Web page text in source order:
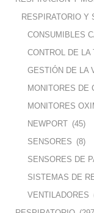
RESPIRATORIO Y
CONSUMIBLES
CONTROL DE LA
GESTIÓN DE LA
MONITORES DE
MONITORES
NEWPORT (45)
SENSORES (8)
SENSORES DE
SISTEMAS DE
VENTILADORES